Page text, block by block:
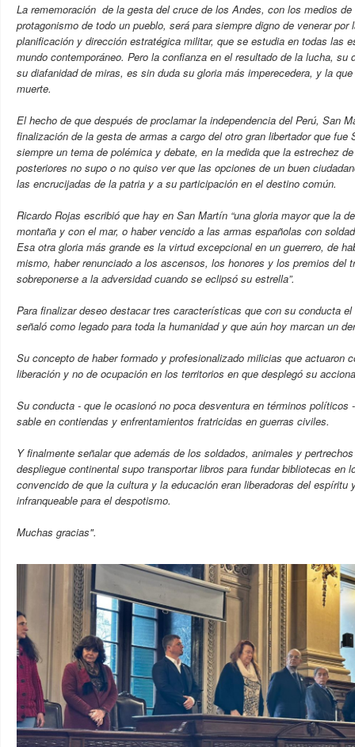
La rememoración de la gesta del cruce de los Andes, con los medios
protagonismo de todo un pueblo, será para siempre digno de venerar por
planificación y dirección estratégica militar, que se estudia en todas las
mundo contemporáneo. Pero la confianza en el resultado de la lucha, su
su diafanidad de miras, es sin duda su gloria más imperecedera, y la
muerte.
El hecho de que después de proclamar la independencia del Perú, San
finalización de la gesta de armas a cargo del otro gran libertador que fue
siempre un tema de polémica y debate, en la medida que la estrechez
posteriores no supo o no quiso ver que las opciones de un buen
las encrucijadas de la patria y a su participación en el destino común.
Ricardo Rojas escribió que hay en San Martín “una gloria mayor que la
montaña y con el mar, o haber vencido a las armas españolas con
Esa otra gloria más grande es la virtud excepcional en un guerrero, de
mismo, haber renunciado a los ascensos, los honores y los premios del
sobreponerse a la adversidad cuando se eclipsó su estrella”.
Para finalizar deseo destacar tres características que con su conducta
señaló como legado para toda la humanidad y que aún hoy marcan un
Su concepto de haber formado y profesionalizado milicias que actuaron
liberación y no de ocupación en los territorios en que desplegó su
Su conducta - que le ocasionó no poca desventura en términos políticos
sable en contiendas y enfrentamientos fratricidas en guerras civiles.
Y finalmente señalar que además de los soldados, animales y
despliegue continental supo transportar libros para fundar bibliotecas en
convencido de que la cultura y la educación eran liberadoras del espíritu
infranqueable para el despotismo.
Muchas gracias".